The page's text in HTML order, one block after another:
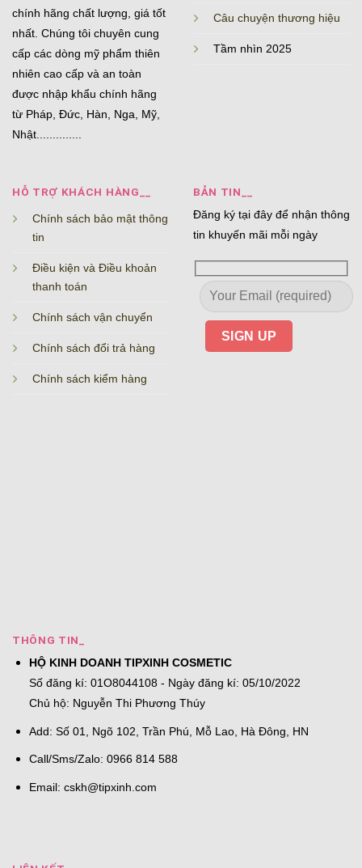
chính hãng chất lượng, giá tốt
nhất. Chúng tôi chuyên cung
cấp các dòng mỹ phẩm thiên
nhiên cao cấp và an toàn
được nhập khẩu chính hãng
từ Pháp, Đức, Hàn, Nga, Mỹ,
Nhật..............
Câu chuyện thương hiệu
Tầm nhìn 2025
HỖ TRỢ KHÁCH HÀNG__
Chính sách bảo mật thông
tin
Điều kiện và Điều khoản
thanh toán
Chính sách vận chuyển
Chính sách đổi trả hàng
Chính sách kiểm hàng
BẢN TIN__
Đăng ký tại đây để nhận thông
tin khuyến mãi mỗi ngày
THÔNG TIN_
HỘ KINH DOANH TIPXINH COSMETIC
Số đăng kí: 01O8044108 - Ngày đăng kí: 05/10/2022
Chủ hộ: Nguyễn Thi Phương Thúy
Add: Số 01, Ngõ 102, Trần Phú, Mỗ Lao, Hà Đông, HN
Call/Sms/Zalo: 0966 814 588
Email: cskh@tipxinh.com